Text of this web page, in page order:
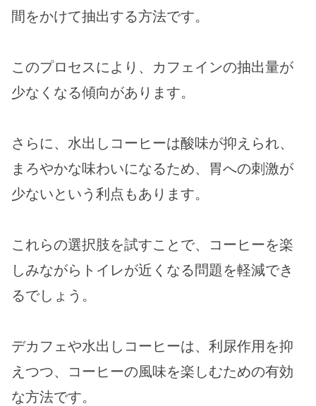
間をかけて抽出する方法です。
このプロセスにより、カフェインの抽出量が
少なくなる傾向があります。
さらに、水出しコーヒーは酸味が抑えられ、
まろやかな味わいになるため、胃への刺激が
少ないという利点もあります。
これらの選択肢を試すことで、コーヒーを楽
しみながらトイレが近くなる問題を軽減でき
るでしょう。
デカフェや水出しコーヒーは、利尿作用を抑
えつつ、コーヒーの風味を楽しむための有効
な方法です。